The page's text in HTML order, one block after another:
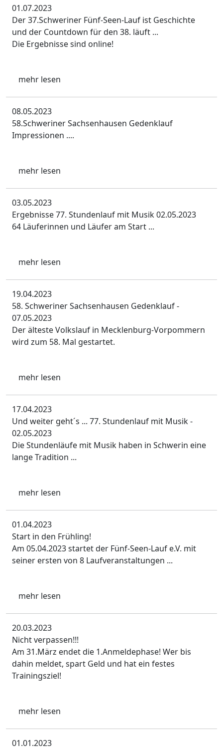
01.07.2023
Der 37.Schweriner Fünf-Seen-Lauf ist Geschichte
und der Countdown für den 38. läuft ...
Die Ergebnisse sind online!
mehr lesen
08.05.2023
58.Schweriner Sachsenhausen Gedenklauf
Impressionen ....
mehr lesen
03.05.2023
Ergebnisse 77. Stundenlauf mit Musik 02.05.2023
64 Läuferinnen und Läufer am Start ...
mehr lesen
19.04.2023
58. Schweriner Sachsenhausen Gedenklauf -
07.05.2023
Der älteste Volkslauf in Mecklenburg-Vorpommern
wird zum 58. Mal gestartet.
mehr lesen
17.04.2023
Und weiter geht´s ... 77. Stundenlauf mit Musik -
02.05.2023
Die Stundenläufe mit Musik haben in Schwerin eine
lange Tradition ...
mehr lesen
01.04.2023
Start in den Frühling!
Am 05.04.2023 startet der Fünf-Seen-Lauf e.V. mit
seiner ersten von 8 Laufveranstaltungen ...
mehr lesen
20.03.2023
Nicht verpassen!!!
Am 31.März endet die 1.Anmeldephase! Wer bis
dahin meldet, spart Geld und hat ein festes
Trainingsziel!
mehr lesen
01.01.2023